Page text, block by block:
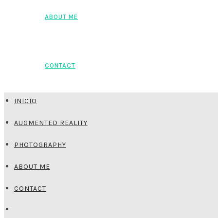
ABOUT ME
CONTACT
INICIO
AUGMENTED REALITY
PHOTOGRAPHY
ABOUT ME
CONTACT